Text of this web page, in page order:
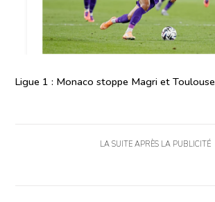
Ligue 1 : Monaco stoppe Magri et
LA SUITE APRÈS LA PUBLICITÉ